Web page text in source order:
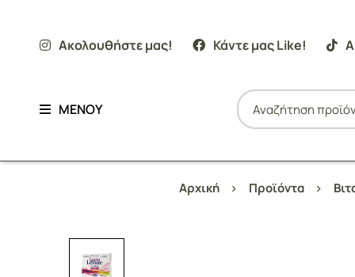
ΜΕΝΟΥ
Ακολουθήστε μας! Κάντε μας Like!
Αρχική Προϊόντα